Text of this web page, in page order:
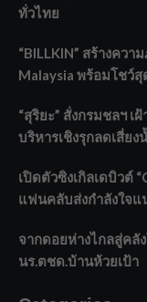
ทั่วไทย
“BILLKIN” สร้างคว
Malaysia พร้อมโชว์
“สุริยะ” สั่งกรมชลฯ เ
บริหารเชิงรุกลดเสี่ยง
เปิดตัวซิงเกิลเดบิวต์
แฟนคลับส่งกำลังใจแ
จากดอยห่างไกลสู่ค
นร.ตชด.บ้านห้วยเป้า